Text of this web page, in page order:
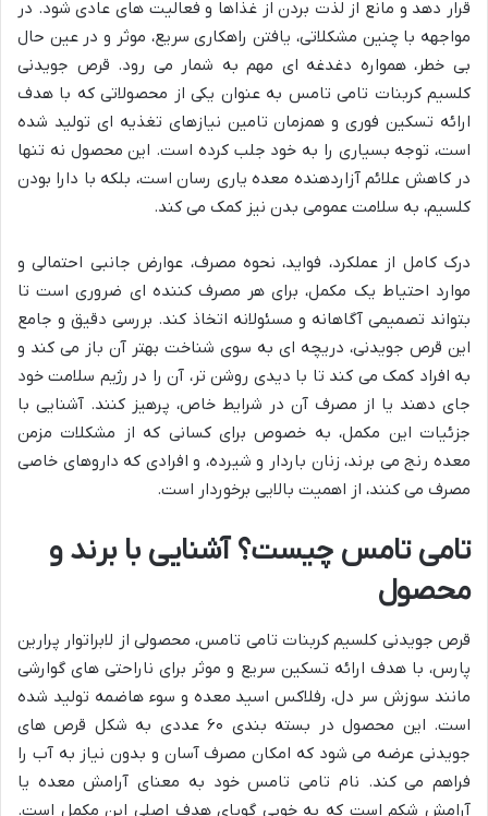
قرار دهد و مانع از لذت بردن از غذاها و فعالیت های عادی شود. در
مواجهه با چنین مشکلاتی، یافتن راهکاری سریع، موثر و در عین حال
بی خطر، همواره دغدغه ای مهم به شمار می رود. قرص جویدنی
کلسیم کربنات تامی تامس به عنوان یکی از محصولاتی که با هدف
ارائه تسکین فوری و همزمان تامین نیازهای تغذیه ای تولید شده
است، توجه بسیاری را به خود جلب کرده است. این محصول نه تنها
در کاهش علائم آزاردهنده معده یاری رسان است، بلکه با دارا بودن
کلسیم، به سلامت عمومی بدن نیز کمک می کند.
درک کامل از عملکرد، فواید، نحوه مصرف، عوارض جانبی احتمالی و
موارد احتیاط یک مکمل، برای هر مصرف کننده ای ضروری است تا
بتواند تصمیمی آگاهانه و مسئولانه اتخاذ کند. بررسی دقیق و جامع
این قرص جویدنی، دریچه ای به سوی شناخت بهتر آن باز می کند و
به افراد کمک می کند تا با دیدی روشن تر، آن را در رژیم سلامت خود
جای دهند یا از مصرف آن در شرایط خاص، پرهیز کنند. آشنایی با
جزئیات این مکمل، به خصوص برای کسانی که از مشکلات مزمن
معده رنج می برند، زنان باردار و شیرده، و افرادی که داروهای خاصی
مصرف می کنند، از اهمیت بالایی برخوردار است.
تامی تامس چیست؟ آشنایی با برند و
محصول
قرص جویدنی کلسیم کربنات تامی تامس، محصولی از لابراتوار پرارین
پارس، با هدف ارائه تسکین سریع و موثر برای ناراحتی های گوارشی
مانند سوزش سر دل، رفلاکس اسید معده و سوء هاضمه تولید شده
است. این محصول در بسته بندی ۶۰ عددی به شکل قرص های
جویدنی عرضه می شود که امکان مصرف آسان و بدون نیاز به آب را
فراهم می کند. نام تامی تامس خود به معنای آرامش معده یا
آرامش شکم است که به خوبی گویای هدف اصلی این مکمل است.